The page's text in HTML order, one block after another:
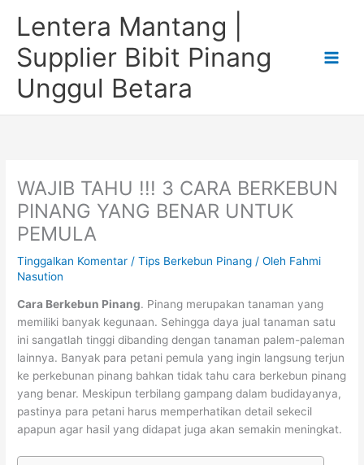
Lentera Mantang |
Supplier Bibit Pinang
Unggul Betara
WAJIB TAHU !!! 3 CARA BERKEBUN
PINANG YANG BENAR UNTUK
PEMULA
Tinggalkan Komentar /Tips Berkebun Pinang / Oleh Fahmi
Nasution
Cara Berkebun Pinang. Pinang merupakan tanaman yang
memiliki banyak kegunaan. Sehingga daya jual tanaman satu
ini sangatlah tinggi dibanding dengan tanaman palem-paleman
lainnya. Banyak para petani pemula yang ingin langsung terjun
ke perkebunan pinang bahkan tidak tahu cara berkebun pinang
yang benar. Meskipun terbilang gampang dalam budidayanya,
pastinya para petani harus memperhatikan detail sekecil
apapun agar hasil yang didapat juga akan semakin meningkat.